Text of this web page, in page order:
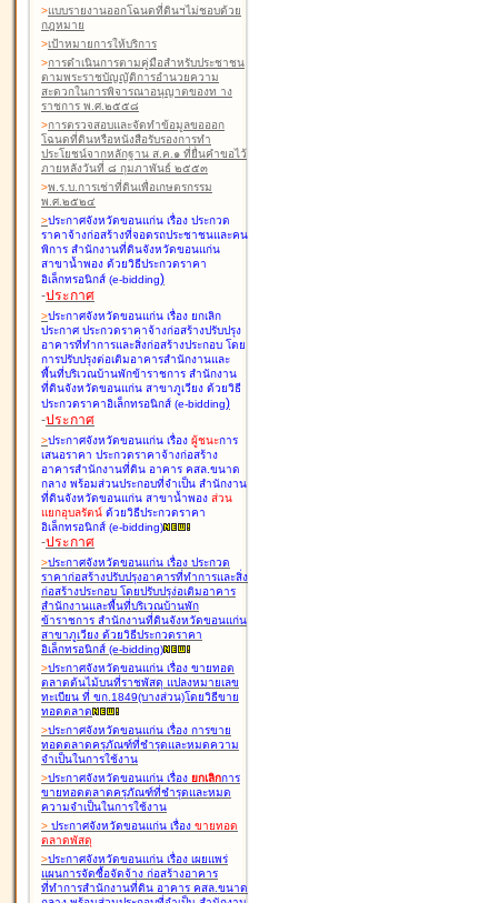
>แบบรายงานออกโฉนดที่ดินฯไม่ชอบด้วย
กฎหมาย
>เป้าหมายการให้บริการ
>การดำเนินการตามคู่มือสำหรับประชาชน
ตามพระราชบัญญัติการอำนวยความ
สะดวกในการพิจารณาอนุญาตของท าง
ราชการ พ.ศ.๒๕๕๘
>การตรวจสอบและจัดทำข้อมูลขอออก
โฉนดที่ดินหรือหนังสือรับรองการทำ
ประโยชน์จากหลักฐาน ส.ค.๑ ที่ยื่นคำขอไว้
ภายหลังวันที่ ๘ กุมภาพันธ์ ๒๕๕๓
>พ.ร.บ.การเช่าที่ดินเพื่อเกษตรกรรม
พ.ศ.๒๕๒๔
>ประกาศจังหวัดขอนแก่น เรื่อง ประกวด
ราคาจ้างก่อสร้างที่จอดรถประชาชนและคน
พิการ สำนักงานที่ดินจังหวัดขอนแก่น
สาขาน้ำพอง ด้วยวิธีประกวดราคา
อิเล็กทรอนิกส์ (e-bidding)
-ประกาศ
>ประกาศจังหวัดขอนแก่น เรื่อง ยกเลิก
ประกาศ ประกวดราคาจ้างก่อสร้างปรับปรุง
อาคารที่ทำการและสิ่งก่อสร้างประกอบ โดย
การปรับปรุงต่อเติมอาคารสำนักงานและ
พื้นที่บริเวณบ้านพักข้าราชการ สำนักงาน
ที่ดินจังหวัดขอนแก่น สาขาภูเวียง ด้วยวิธี
ประกวดราคาอิเล็กทรอนิกส์ (e-bidding)
-ประกาศ
>ประกาศจังหวัดขอนแก่น เรื่อง ผู้ชนะการ
เสนอราคา ประกวดราคาจ้างก่อสร้าง
อาคารสำนักงานที่ดิน อาคาร คสล.ขนาด
กลาง พร้อมส่วนประกอบที่จำเป็น สำนักงาน
ที่ดินจังหวัดขอนแก่น สาขาน้ำพอง ส่วน
แยกอุบลรัตน์ ด้วยวิธีประกวดราคา
อิเล็กทรอนิกส์ (e-bidding)
-ประกาศ
>ประกาศจังหวัดขอนแก่น เรื่อง ประกวด
ราคาก่อสร้างปรับปรุงอาคารที่ทำการและสิ่ง
ก่อสร้างประกอบ โดยปรับปรุง่อเติมอาคาร
สำนักงานและพื้นที่บริเวณบ้านพัก
ข้าราชการ สำนักงานที่ดินจังหวัดขอนแก่น
สาขาภูเวียง ด้วยวิธีประกวดราคา
อิเล็กทรอนิกส์ (e-bidding)
>ประกาศจังหวัดขอนแก่น เรื่อง ขายทอด
ตลาดต้นไม้บนที่ราชพัสดุ แปลงหมายเลข
ทะเบียน ที่ ขก.1849(บางส่วน)โดยวิธีขาย
ทอดตลาด
>ประกาศจังหวัดขอนแก่น เรื่อง การขาย
ทอดตลาดครุภัณฑ์ที่ชำรุดและหมดความ
จำเป็นในการใช้งาน
>ประกาศจังหวัดขอนแก่น เรื่อง ยกเลิกการ
ขายทอดตลาดครุภัณฑ์ที่ชำรุดและหมด
ความจำเป็นในการใช้งาน
> ประกาศจังหวัดขอนแก่น เรื่อง ขายทอด
ตลาดพัสดุ
>ประกาศจังหวัดขอนแก่น เรื่อง เผยแพร่
แผนการจัดซื้อจัดจ้าง ก่อสร้างอาคาร
ที่ทำการสำนักงานที่ดิน อาคาร คสล.ขนาด